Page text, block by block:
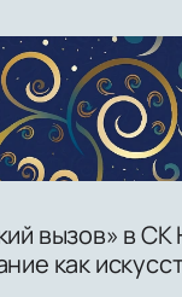
вызов» в
как